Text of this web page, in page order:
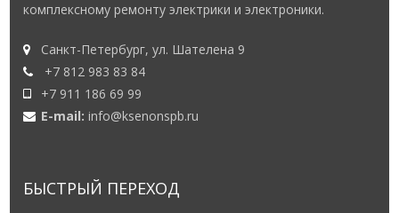
комплексному ремонту электрики и электроники.
Санкт-Петербург, ул. Шателена 9
+7 812 983 83 84
+7 911 186 69 99
E-mail:info@ksenonspb.ru
БЫСТРЫЙ ПЕРЕХОД